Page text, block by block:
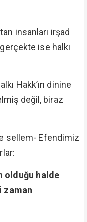
insanları irşad
ise halkı
Hakk’ın dinine
değil, biraz
sellem- Efendimiz
olduğu halde
zaman